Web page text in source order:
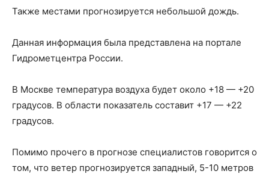
Также местами прогнозируется небольшой дождь.
Данная информация была представлена на портале
Гидрометцентра России.
В Москве температура воздуха будет около +18 — +20
градусов. В области показатель составит +17 — +22
градусов.
Помимо прочего в прогнозе специалистов говорится о
том, что ветер прогнозируется западный, 5-10 метров